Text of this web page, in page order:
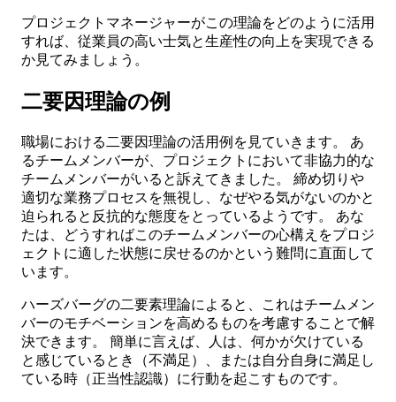
プロジェクトマネージャーがこの理論をどのように活用
すれば、従業員の高い士気と生産性の向上を実現できる
か見てみましょう。
二要因理論の例
職場における二要因理論の活用例を見ていきます。 あ
るチームメンバーが、プロジェクトにおいて非協力的な
チームメンバーがいると訴えてきました。 締め切りや
適切な業務プロセスを無視し、なぜやる気がないのかと
迫られると反抗的な態度をとっているようです。 あな
たは、どうすればこのチームメンバーの心構えをプロジ
ェクトに適した状態に戻せるのかという難問に直面して
います。
ハーズバーグの二要素理論によると、これはチームメン
バーのモチベーションを高めるものを考慮することで解
決できます。 簡単に言えば、人は、何かが欠けている
と感じているとき（不満足）、または自分自身に満足し
ている時（正当性認識）に行動を起こすものです。